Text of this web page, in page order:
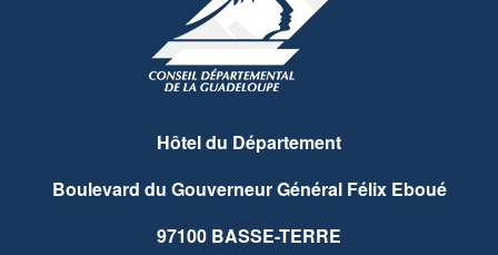
Hôtel du Département
Boulevard du Gouverneur Général Félix Eboué
97100 BASSE-TERRE